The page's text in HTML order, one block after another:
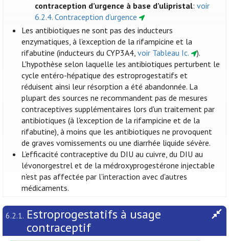
contraception d’urgence à base d’ulipristal:voir
6.2.4. Contraception d’urgence
Les antibiotiques ne sont pas des inducteurs
enzymatiques, à l’exception de la rifampicine et la
rifabutine (inducteurs du CYP3A4,voir Tableau Ic.
).
L'hypothèse selon laquelle les antibiotiques perturbent le
cycle entéro-hépatique des estroprogestatifs et
réduisent ainsi leur résorption a été abandonnée. La
plupart des sources ne recommandent pas de mesures
contraceptives supplémentaires lors d'un traitement par
antibiotiques (à l'exception de la rifampicine et de la
rifabutine), à moins que les antibiotiques ne provoquent
de graves vomissements ou une diarrhée liquide sévère.
L’efficacité contraceptive du DIU au cuivre, du DIU au
lévonorgestrel et de la médroxyprogestérone injectable
n'est pas affectée par l'interaction avec d'autres
médicaments.
6.2.1. Estroprogestatifs à usage
contraceptif